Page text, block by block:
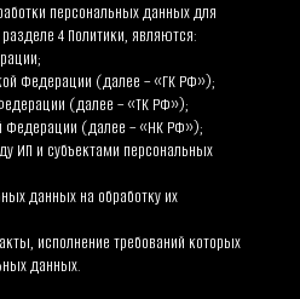
персональных данных для
4 Политики, являются:
Федерации (далее – «ГК РФ»);
(далее – «ТК РФ»);
Федерации (далее – «НК РФ»);
ИП и субъектами персональных
данных на обработку их
исполнение требований которых
данных.